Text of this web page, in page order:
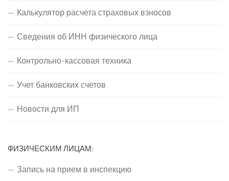
Калькулятор расчета страховых взносов
Сведения об ИНН физического лица
Контрольно-кассовая техника
Учет банковских счетов
Новости для ИП
ФИЗИЧЕСКИМ ЛИЦАМ:
Запись на прием в инспекцию